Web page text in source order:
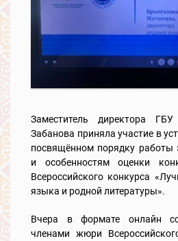
Заместитель директора
Забанова приняла участие в
посвящённом порядку работы
и особенностям оценки
Всероссийского конкурса
языка и родной литературы».
Вчера в формате онлайн
членами жюри